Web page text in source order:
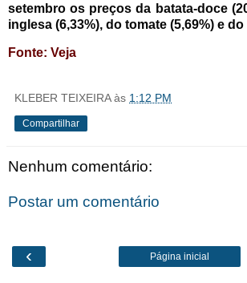
setembro os preços da batata-doce
inglesa (6,33%), do tomate (5,69%) e
Fonte: Veja
KLEBER TEIXEIRA às 1:12 PM
Compartilhar
Nenhum comentário:
Postar um comentário
‹ Página inicial